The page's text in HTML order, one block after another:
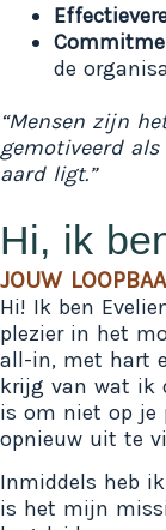
de
“Mensen zijn
gemotiveerd
aard ligt.”
Hi, ik
JOUW
Hi! Ik ben
plezier in het
all-in, met hart
krijg van wat ik
is om niet op je
opnieuw uit te
Inmiddels heb
is het mijn